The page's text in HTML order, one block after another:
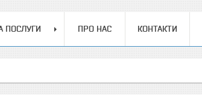
ПОСЛУГИ ПРО НАС КОНТАКТИ